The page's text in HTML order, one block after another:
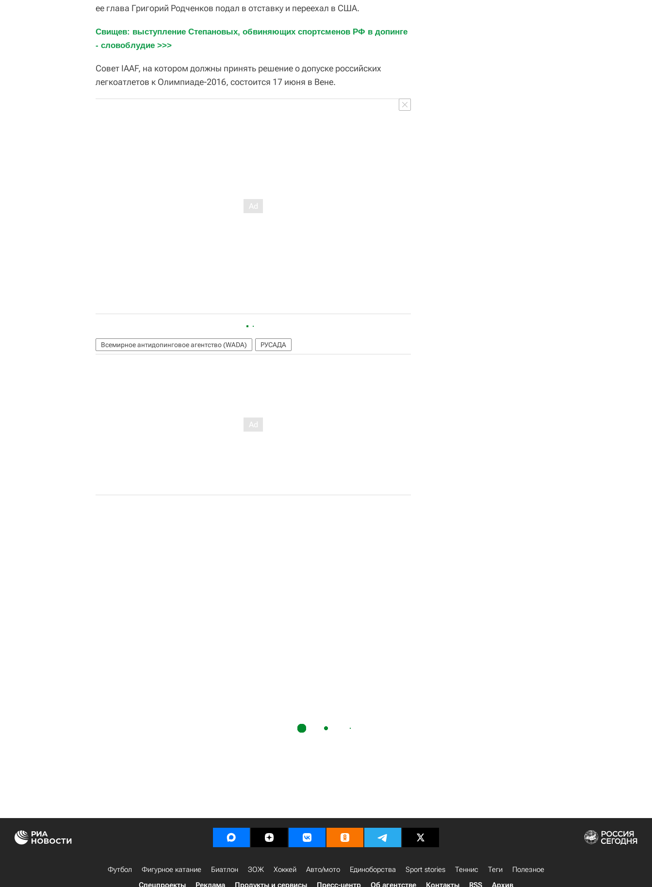
ее глава Григорий Родченков подал в отставку и переехал в США.
Свищев: выступление Степановых, обвиняющих спортсменов РФ в допинге
- словоблудие >>>
Совет IAAF, на котором должны принять решение о допуске российских
легкоатлетов к Олимпиаде-2016, состоится 17 июня в Вене.
Всемирное антидопинговое агентство (WADA) РУСАДА
Футбол Фигурное катание Биатлон ЗОЖ Хоккей Авто/мото Единоборства Sport stories Теннис Теги
Полезное
Спецпроекты
Реклама Продукты и сервисы Пресс-центр Об агентстве Контакты RSS Архив